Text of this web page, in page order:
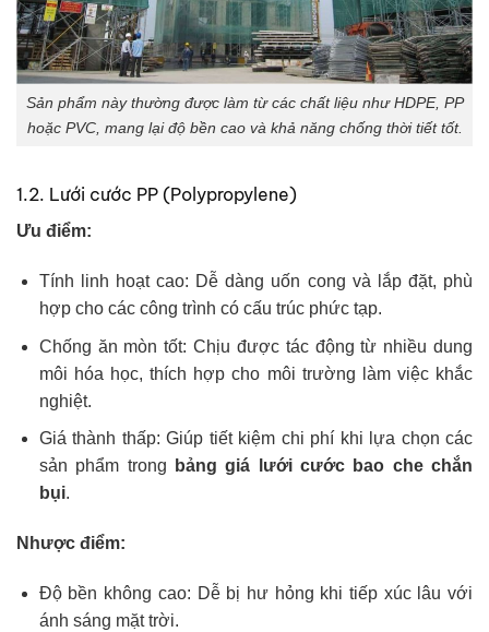
Sản phẩm này thường được làm từ các chất liệu như HDPE, PP
hoặc PVC, mang lại độ bền cao và khả năng chống thời tiết tốt.
1.2. Lưới cước PP (Polypropylene)
Ưu điểm:
Tính linh hoạt cao: Dễ dàng uốn cong và lắp đặt, phù
hợp cho các công trình có cấu trúc phức tạp.
Chống ăn mòn tốt: Chịu được tác động từ nhiều dung
môi hóa học, thích hợp cho môi trường làm việc khắc
nghiệt.
Giá thành thấp: Giúp tiết kiệm chi phí khi lựa chọn các
sản phẩm trong
bảng giá lưới cước bao che chắn
bụi.
Nhược điểm:
Độ bền không cao: Dễ bị hư hỏng khi tiếp xúc lâu với
ánh sáng mặt trời.